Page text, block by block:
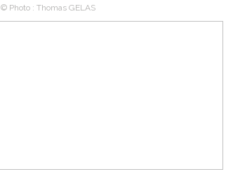
© Photo : Thomas GELAS